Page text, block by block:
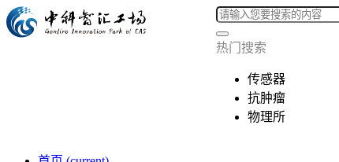
热门搜索
传感器
抗肿瘤
物理所